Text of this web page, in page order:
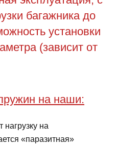
багажника до
установки
(зависит от
на наши:
нагрузку на
«паразитная»